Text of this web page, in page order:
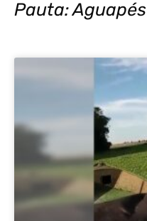
Pauta: Aguapés